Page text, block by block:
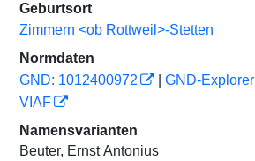
Geburtsort
Zimmern <ob Rottweil>-Stetten
Normdaten
GND: 1012400972
GND-Explorer
VIAF
Namensvarianten
Beuter, Ernst Antonius